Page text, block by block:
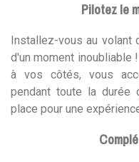
Pilotez le
Installez-vous au
d'un moment inoubliable
à vos côtés, vous
pendant toute la durée
place pour une